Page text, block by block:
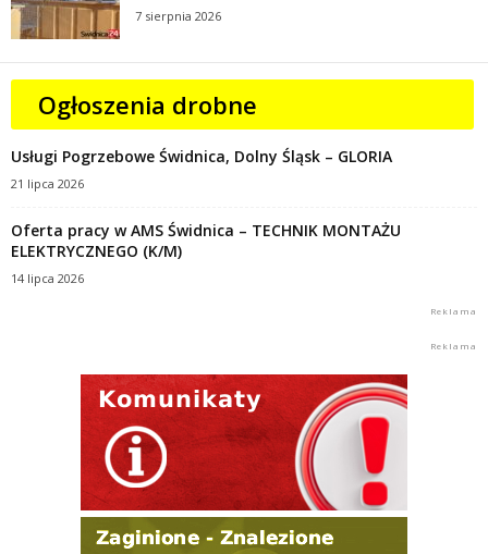
7 sierpnia 2026
Ogłoszenia drobne
Usługi Pogrzebowe Świdnica, Dolny Śląsk – GLORIA
21 lipca 2026
Oferta pracy w AMS Świdnica – TECHNIK MONTAŻU
ELEKTRYCZNEGO (K/M)
14 lipca 2026